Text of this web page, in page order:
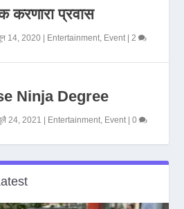
करणारा प्रवास
14, 2020 Entertainment, Event|2
Ninja Degree
24, 2021 Entertainment, Event|0